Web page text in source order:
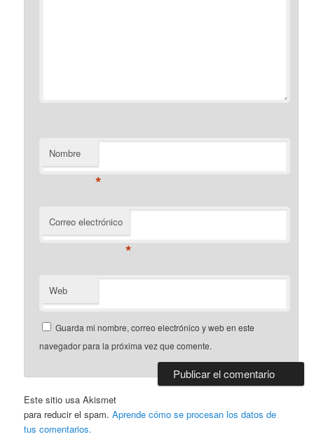
Nombre
*
Correo electrónico
*
Web
Guarda mi nombre, correo electrónico y web en este
navegador para la próxima vez que comente.
Este sitio usa Akismet
para reducir el spam.Aprende cómo se procesan los datos de
tus comentarios.